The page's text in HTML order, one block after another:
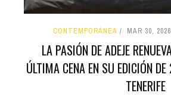
CONTEMPORÁNEA MAR 30, 2026
LA PASIÓN DE ADEJE
ÚLTIMA CENA EN SU EDICIÓN
TENERIFE